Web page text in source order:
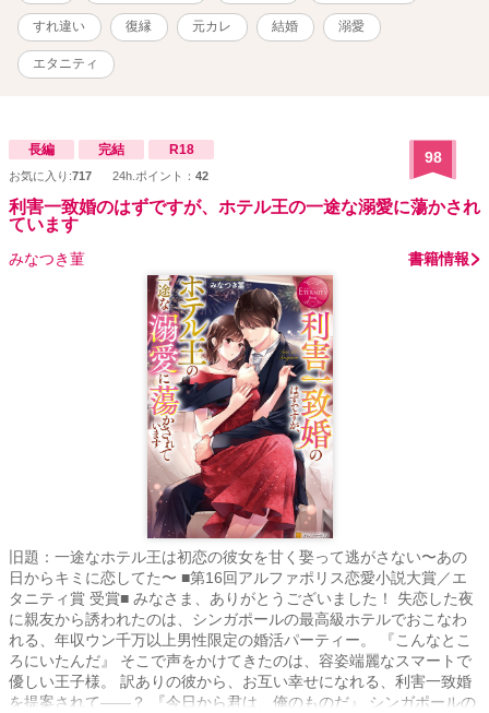
すれ違い 復縁 元カレ 結婚 溺愛
エタニティ
長編 完結 R18
お気に入り:717 24h.ポイント： 42
98
利害一致婚のはずですが、ホテル王の一途な溺愛に蕩かされ
ています
みなつき菫 書籍情報
旧題：一途なホテル王は初恋の彼女を甘く娶って逃がさない〜あの
日からキミに恋してた〜 ■第16回アルファポリス恋愛小説大賞／エ
タニティ賞 受賞■ みなさま、ありがとうございました！ 失恋した夜
に親友から誘われたのは、シンガポールの最高級ホテルでおこなわ
れる、年収ウン千万以上男性限定の婚活パーティー。 『こんなとこ
ろにいたんだ』 そこで声をかけてきたのは、容姿端麗なスマートで
優しい王子様。 訳ありの彼から、お互い幸せになれる、利害一致婚
を提案されて――？ 『今日から君は、俺のものだ』 シンガポールの